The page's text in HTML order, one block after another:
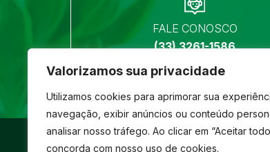
Valorizamos sua privacidade
Utilizamos cookies para aprimorar sua
navegação, exibir anúncios ou conteúdo
analisar nosso tráfego. Ao clicar em “Aceitar
concorda com nosso uso de cookies.
FALE CONOSCO
(33) 3261-1586
© São José- Todos os direitos